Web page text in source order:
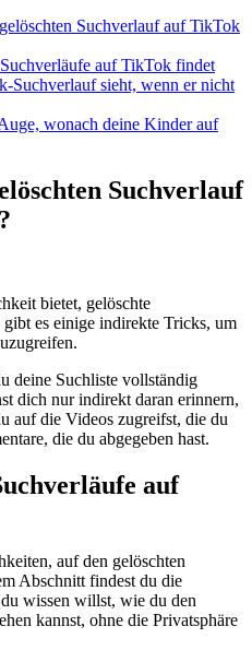
Suchverlauf auf TikTok
auf TikTok findet
Suchverlauf sieht, wenn er nicht
wonach deine Kinder auf
Suchverlauf
bietet, gelöschte
es einige indirekte Tricks, um
deine Suchliste vollständig
dich nur indirekt daran erinnern,
auf die Videos zugreifst, die du
die du abgegeben hast.
auf
auf den gelöschten
Abschnitt findest du die
wissen willst, wie du den
kannst, ohne die Privatsphäre